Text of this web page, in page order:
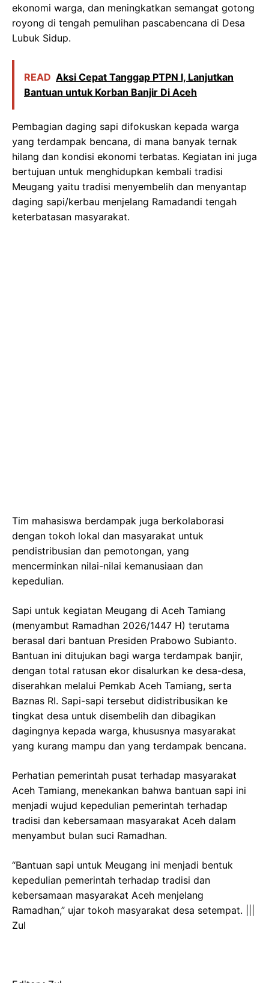
ekonomi warga, dan meningkatkan semangat gotong
royong di tengah pemulihan pascabencana di Desa
Lubuk Sidup.
READ Aksi Cepat Tanggap PTPN I, Lanjutkan
Bantuan untuk Korban Banjir Di Aceh
Pembagian daging sapi difokuskan kepada warga
yang terdampak bencana, di mana banyak ternak
hilang dan kondisi ekonomi terbatas. Kegiatan ini juga
bertujuan untuk menghidupkan kembali tradisi
Meugang yaitu tradisi menyembelih dan menyantap
daging sapi/kerbau menjelang Ramadandi tengah
keterbatasan masyarakat.
Tim mahasiswa berdampak juga berkolaborasi
dengan tokoh lokal dan masyarakat untuk
pendistribusian dan pemotongan, yang
mencerminkan nilai-nilai kemanusiaan dan
kepedulian.
Sapi untuk kegiatan Meugang di Aceh Tamiang
(menyambut Ramadhan 2026/1447 H) terutama
berasal dari bantuan Presiden Prabowo Subianto.
Bantuan ini ditujukan bagi warga terdampak banjir,
dengan total ratusan ekor disalurkan ke desa-desa,
diserahkan melalui Pemkab Aceh Tamiang, serta
Baznas RI. Sapi-sapi tersebut didistribusikan ke
tingkat desa untuk disembelih dan dibagikan
dagingnya kepada warga, khususnya masyarakat
yang kurang mampu dan yang terdampak bencana.
Perhatian pemerintah pusat terhadap masyarakat
Aceh Tamiang, menekankan bahwa bantuan sapi ini
menjadi wujud kepedulian pemerintah terhadap
tradisi dan kebersamaan masyarakat Aceh dalam
menyambut bulan suci Ramadhan.
“Bantuan sapi untuk Meugang ini menjadi bentuk
kepedulian pemerintah terhadap tradisi dan
kebersamaan masyarakat Aceh menjelang
Ramadhan,” ujar tokoh masyarakat desa setempat. |||
Zul